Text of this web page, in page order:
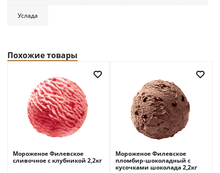
Услада
Похожие товары
Мороженое Филевское
сливочное с клубникой 2,2кг
Мороженое Филевское
пломбир-шоколадный с
кусочками шоколада 2,2кг